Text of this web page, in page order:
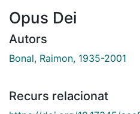
Opus Dei
Autors
Bonal, Raimon, 1935-2001
Recurs relacionat